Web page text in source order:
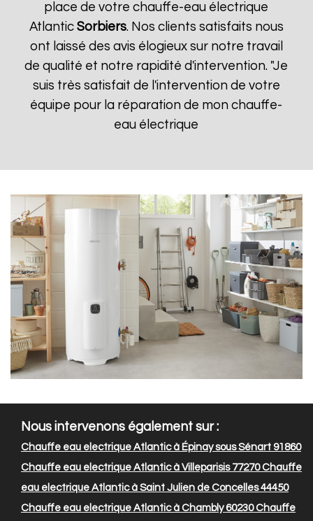
place de votre chauffe-eau électrique
Atlantic Sorbiers. Nos clients satisfaits nous
ont laissé des avis élogieux sur notre travail
de qualité et notre rapidité d'intervention. "Je
suis très satisfait de l'intervention de votre
équipe pour la réparation de mon chauffe-
eau électrique
Nous intervenons également sur :
Chauffe eau electrique Atlantic à Épinay sous Sénart 91860
Chauffe eau electrique Atlantic à Villeparisis 77270Chauffe
eau electrique Atlantic à Saint Julien de Concelles 44450
Chauffe eau electrique Atlantic à Chambly 60230Chauffe